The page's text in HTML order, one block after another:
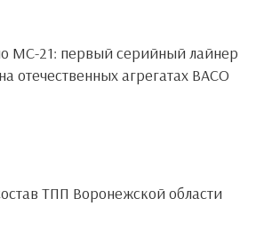
МС-21: первый серийный лайнер
отечественных агрегатах ВАСО
ТПП Воронежской области